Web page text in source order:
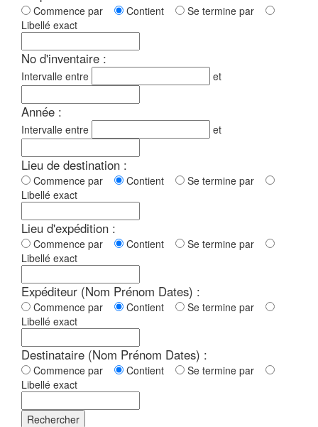
Commence par Contient
Se termine par
Libellé exact
No d'inventaire :
Intervalle entre et
Année :
Intervalle entre et
Lieu de destination :
Commence par Contient
Se termine par
Libellé exact
Lieu d'expédition :
Commence par Contient
Se termine par
Libellé exact
Expéditeur (Nom Prénom Dates) :
Commence par Contient
Se termine par
Libellé exact
Destinataire (Nom Prénom Dates) :
Commence par Contient
Se termine par
Libellé exact
Rechercher